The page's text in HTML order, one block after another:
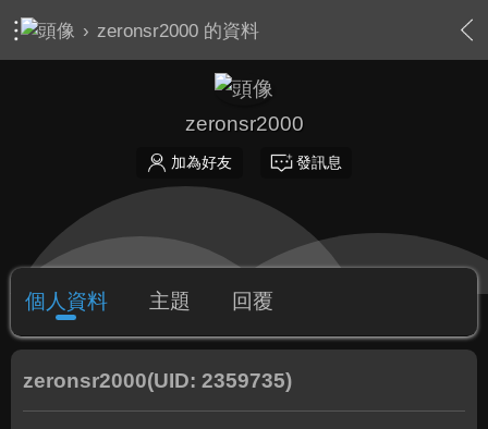
› zeronsr2000 的資料
zeronsr2000
加為好友 發訊息
個人資料 主題 回覆
zeronsr2000(UID: 2359735)